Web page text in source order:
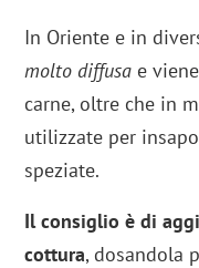
In Oriente e in
molto diffusa e
carne, oltre che in
utilizzate per
speziate.
Il consiglio è di
cottura, dosandola